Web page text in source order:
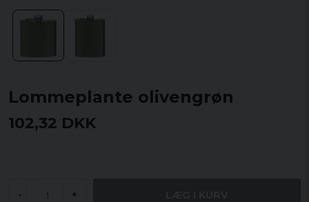
Lommeplante olivengrøn
102,32 DKK
- +